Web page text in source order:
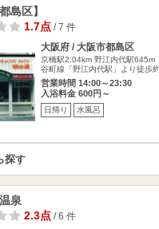
島区】
1.7点/ 7 件
大阪府 / 大阪市都島区
京橋駅2.04km 野江内代駅645m
谷町線「野江内代駅」より徒歩
営業時間 14:00～23:30
入浴料金 600円～
日帰り 水風呂
探す
泉
2.3点/ 6 件